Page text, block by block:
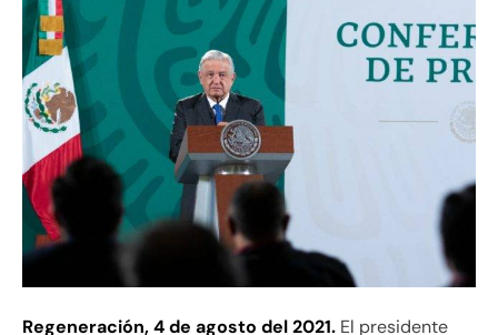
Regeneración,4 de agosto del 2021. El presidente